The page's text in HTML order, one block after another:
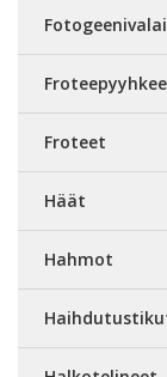
Froteet
Häät
Hahmot